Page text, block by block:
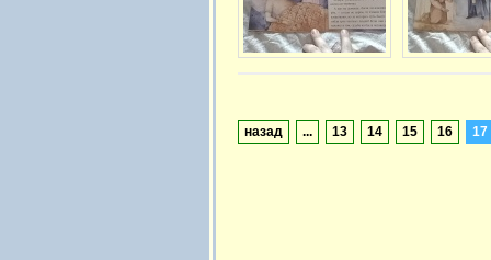
назад ... 13 14 15 16 17